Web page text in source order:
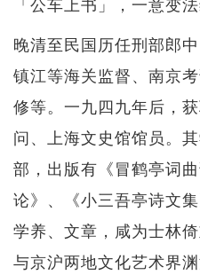
晚清至民国历任刑部郎
镇江等海关监督、南京
修等。一九四九年后，
问、上海文史馆馆员。
部，出版有《冒鹤亭词
论》、《小三吾亭诗文
学养、文章，咸为士林
与京沪两地文化艺术界